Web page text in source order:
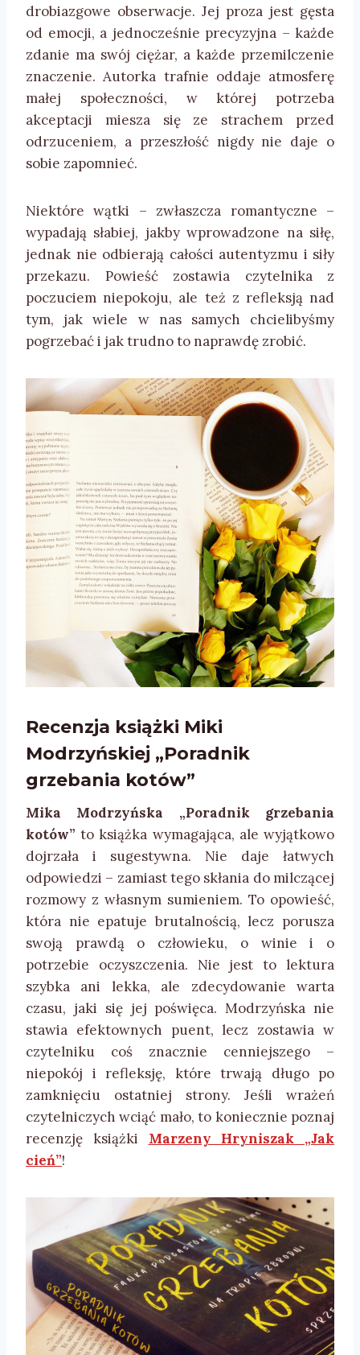
drobiazgowe obserwacje. Jej proza jest gęsta
od emocji, a jednocześnie precyzyjna – każde
zdanie ma swój ciężar, a każde przemilczenie
znaczenie. Autorka trafnie oddaje atmosferę
małej społeczności, w której potrzeba
akceptacji miesza się ze strachem przed
odrzuceniem, a przeszłość nigdy nie daje o
sobie zapomnieć.
Niektóre wątki – zwłaszcza romantyczne –
wypadają słabiej, jakby wprowadzone na siłę,
jednak nie odbierają całości autentyzmu i siły
przekazu. Powieść zostawia czytelnika z
poczuciem niepokoju, ale też z refleksją nad
tym, jak wiele w nas samych chcielibyśmy
pogrzebać i jak trudno to naprawdę zrobić.
Recenzja książki Miki
Modrzyńskiej „Poradnik
grzebania kotów”
Mika Modrzyńska „Poradnik grzebania
kotów” to książka wymagająca, ale wyjątkowo
dojrzała i sugestywna. Nie daje łatwych
odpowiedzi – zamiast tego skłania do milczącej
rozmowy z własnym sumieniem. To opowieść,
która nie epatuje brutalnością, lecz porusza
swoją prawdą o człowieku, o winie i o
potrzebie oczyszczenia. Nie jest to lektura
szybka ani lekka, ale zdecydowanie warta
czasu, jaki się jej poświęca. Modrzyńska nie
stawia efektownych puent, lecz zostawia w
czytelniku coś znacznie cenniejszego –
niepokój i refleksję, które trwają długo po
zamknięciu ostatniej strony. Jeśli wrażeń
czytelniczych wciąć mało, to koniecznie poznaj
recenzję książki Marzeny Hryniszak „Jak
cień”!